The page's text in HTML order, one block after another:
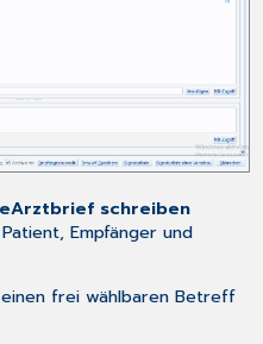
eArztbrief schreiben
Empfänger und
frei wählbaren Betreff